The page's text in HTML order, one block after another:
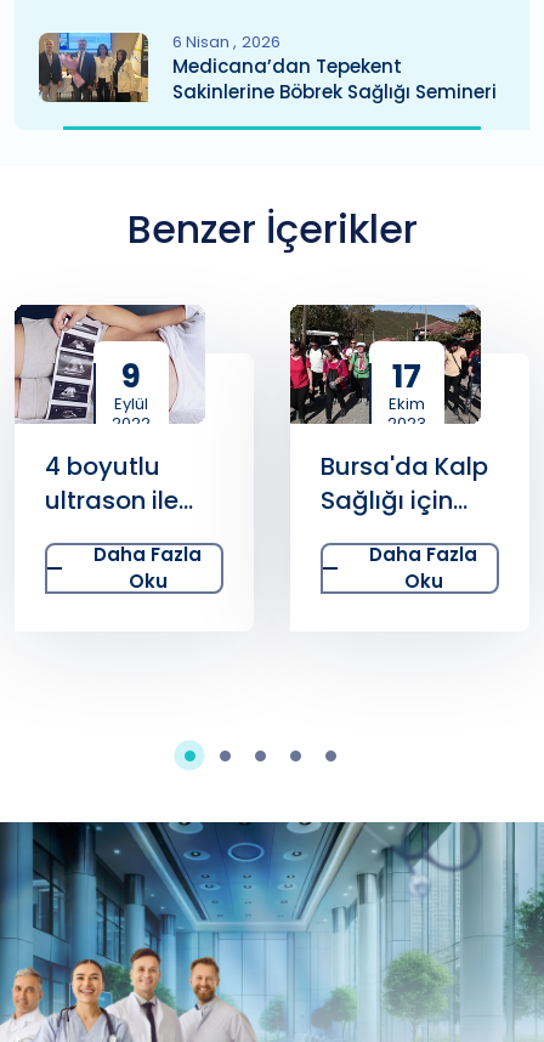
6 Nisan 2026
Medicana’dan Tepekent
Sakinlerine Böbrek Sağlığı Semineri
Benzer İçerikler
9
Eylül
2022
4 boyutlu
ultrason ile
bebeğin
hastalıkları
doğmadan
Daha Fazla
Oku
17
Ekim
2023
Bursa'da Kalp
Sağlığı için
Adım Attılar
Daha Fazla
Oku